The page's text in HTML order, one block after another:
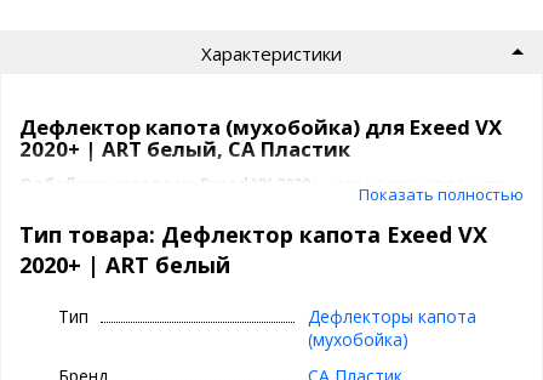
Характеристики
Дефлектор капота (мухобойка) для Exeed VX
2020+ | ART белый, СА Пластик
Отбойник капота на Exeed VX 2020+
передней части вашего автомобиля от повреждений, сколов и
загрязнений.
Преимущества дефлектора капота:
Эффективная защита:
отводит мелкие камни, песок и
дорожный мусор от капота, предотвращая образование
Показать полностью
Тип товара: Дефлектор капота Exeed VX
2020+ | ART белый
Тип
Дефлекторы капота
(мухобойка)